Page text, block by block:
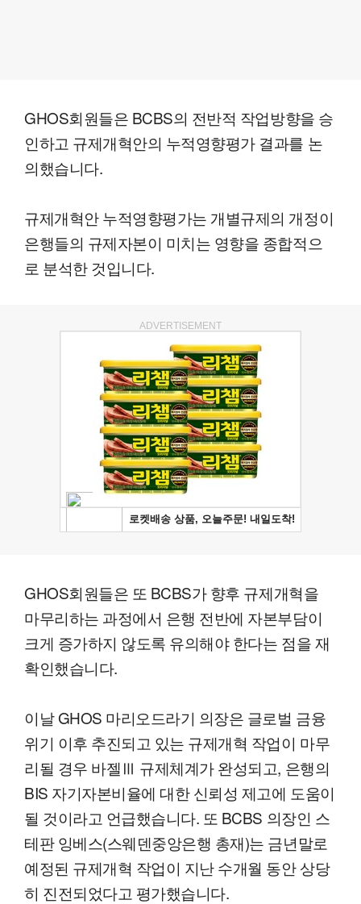
GHOS회원들은 BCBS의 전반적 작업방향을 승
인하고 규제개혁안의 누적영향평가 결과를 논
의했습니다.
규제개혁안 누적영향평가는 개별규제의 개정이
은행들의 규제자본이 미치는 영향을 종합적으
로 분석한 것입니다.
ADVERTISEMENT
GHOS회원들은 또 BCBS가 향후 규제개혁을
마무리하는 과정에서 은행 전반에 자본부담이
크게 증가하지 않도록 유의해야 한다는 점을 재
확인했습니다.
이날 GHOS 마리오드라기 의장은 글로벌 금융
위기 이후 추진되고 있는 규제개혁 작업이 마무
리될 경우 바젤Ⅲ 규제체계가 완성되고, 은행의
BIS 자기자본비율에 대한 신뢰성 제고에 도움이
될 것이라고 언급했습니다. 또 BCBS 의장인 스
테판 잉베스(스웨덴중앙은행 총재)는 금년말로
예정된 규제개혁 작업이 지난 수개월 동안 상당
히 진전되었다고 평가했습니다.